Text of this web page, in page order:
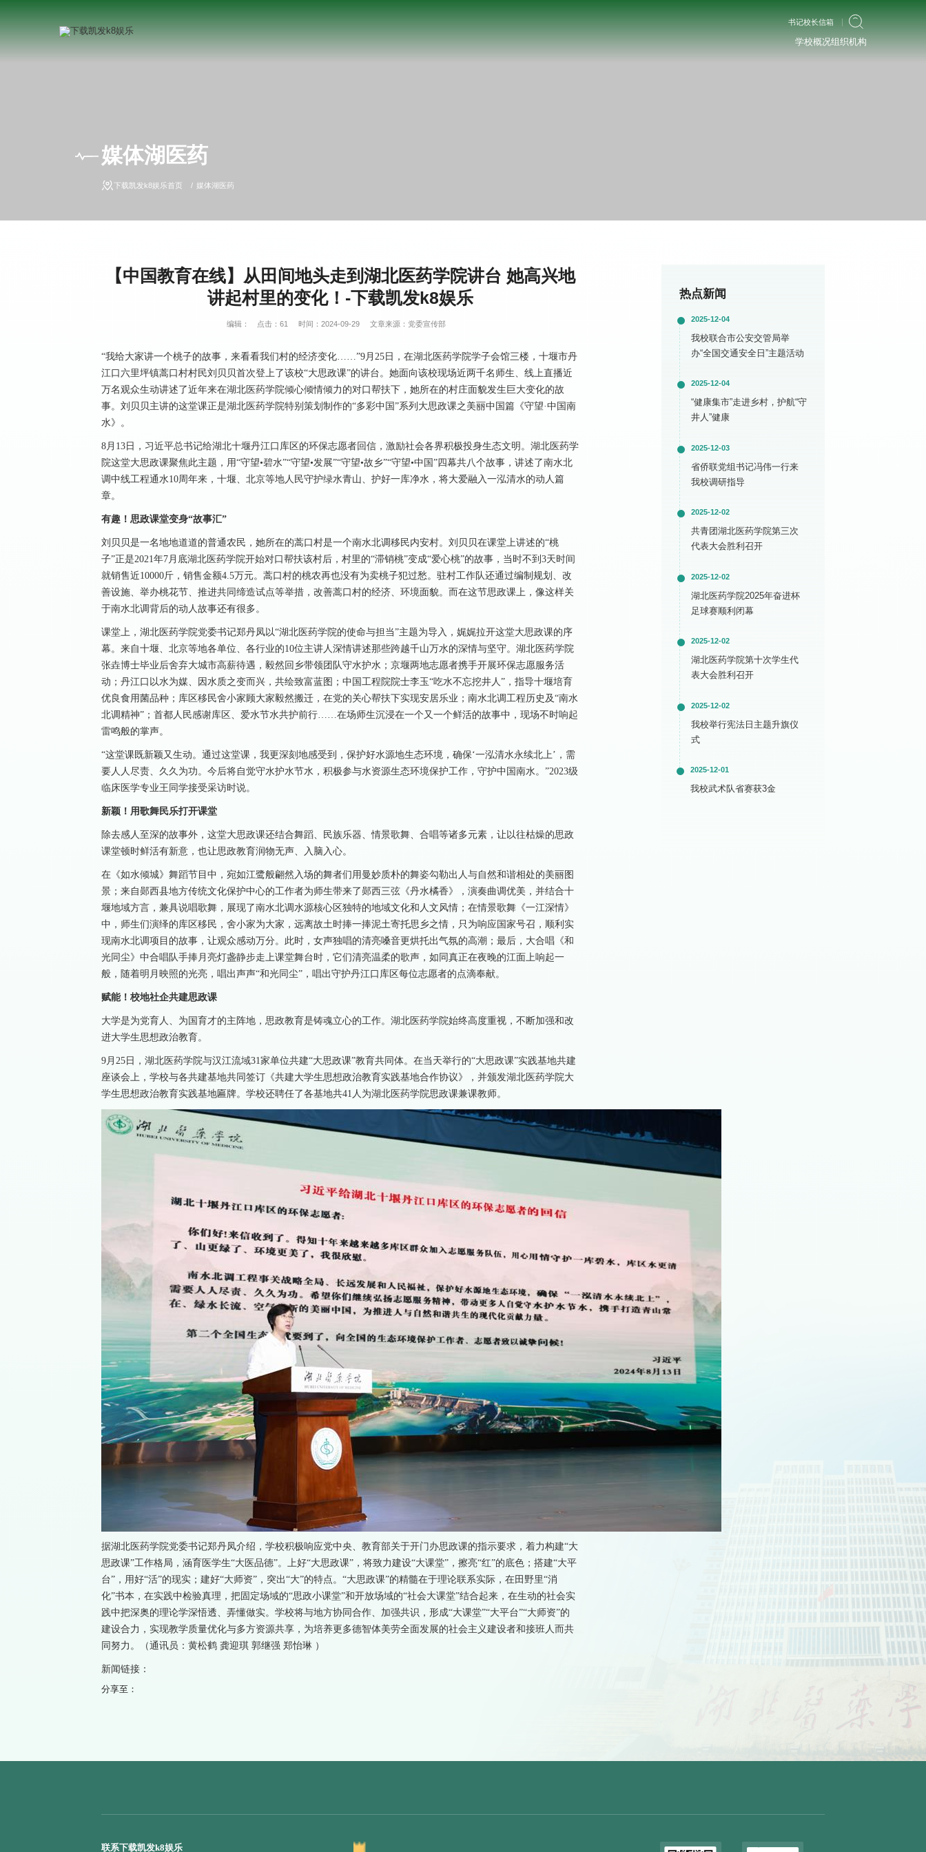
书记校长信箱
学校概况组织机构
媒体湖医药
下载凯发k8娱乐首页 媒体湖医药
【中国教育在线】从田间地头走到湖北医药学院讲台 她高兴地
讲起村里的变化！-下载凯发k8娱乐
编辑： 点击： 61 时间：2024-09-29 文章来源：党委宣传部
“我给大家讲一个桃子的故事，来看看我们村的经济变化……”9月25日，在湖北医药学院学子会馆三楼，十堰市丹
江口六里坪镇蒿口村村民刘贝贝首次登上了该校“大思政课”的讲台。她面向该校现场近两千名师生、线上直播近
万名观众生动讲述了近年来在湖北医药学院倾心倾情倾力的对口帮扶下，她所在的村庄面貌发生巨大变化的故
事。刘贝贝主讲的这堂课正是湖北医药学院特别策划制作的“多彩中国”系列大思政课之美丽中国篇《守望·中国南
水》。
8月13日，习近平总书记给湖北十堰丹江口库区的环保志愿者回信，激励社会各界积极投身生态文明。湖北医药学
院这堂大思政课聚焦此主题，用“守望•碧水”“守望•发展”“守望•故乡”“守望•中国”四幕共八个故事，讲述了南水北
调中线工程通水10周年来，十堰、北京等地人民守护绿水青山、护好一库净水，将大爱融入一泓清水的动人篇
章。
有趣！思政课堂变身“故事汇”
刘贝贝是一名地地道道的普通农民，她所在的蒿口村是一个南水北调移民内安村。刘贝贝在课堂上讲述的“桃
子”正是2021年7月底湖北医药学院开始对口帮扶该村后，村里的“滞销桃”变成“爱心桃”的故事，当时不到3天时间
就销售近10000斤，销售金额4.5万元。蒿口村的桃农再也没有为卖桃子犯过愁。驻村工作队还通过编制规划、改
善设施、举办桃花节、推进共同缔造试点等举措，改善蒿口村的经济、环境面貌。而在这节思政课上，像这样关
于南水北调背后的动人故事还有很多。
课堂上，湖北医药学院党委书记郑丹凤以“湖北医药学院的使命与担当”主题为导入，娓娓拉开这堂大思政课的序
幕。来自十堰、北京等地各单位、各行业的10位主讲人深情讲述那些跨越千山万水的深情与坚守。湖北医药学院
张垚博士毕业后舍弃大城市高薪待遇，毅然回乡带领团队守水护水；京堰两地志愿者携手开展环保志愿服务活
动；丹江口以水为媒、因水质之变而兴，共绘致富蓝图；中国工程院院士李玉“吃水不忘挖井人”，指导十堰培育
优良食用菌品种；库区移民舍小家顾大家毅然搬迁，在党的关心帮扶下实现安居乐业；南水北调工程历史及“南水
北调精神”；首都人民感谢库区、爱水节水共护前行……在场师生沉浸在一个又一个鲜活的故事中，现场不时响起
雷鸣般的掌声。
“这堂课既新颖又生动。通过这堂课，我更深刻地感受到，保护好水源地生态环境，确保‘一泓清水永续北上’，需
要人人尽责、久久为功。今后将自觉守水护水节水，积极参与水资源生态环境保护工作，守护中国南水。”2023级
临床医学专业王同学接受采访时说。
新颖！用歌舞民乐打开课堂
除去感人至深的故事外，这堂大思政课还结合舞蹈、民族乐器、情景歌舞、合唱等诸多元素，让以往枯燥的思政
课堂顿时鲜活有新意，也让思政教育润物无声、入脑入心。
在《如水倾城》舞蹈节目中，宛如江鹭般翩然入场的舞者们用曼妙质朴的舞姿勾勒出人与自然和谐相处的美丽图
景；来自郧西县地方传统文化保护中心的工作者为师生带来了郧西三弦《丹水橘香》，演奏曲调优美，并结合十
堰地域方言，兼具说唱歌舞，展现了南水北调水源核心区独特的地域文化和人文风情；在情景歌舞《一江深情》
中，师生们演绎的库区移民，舍小家为大家，远离故土时捧一捧泥土寄托思乡之情，只为响应国家号召，顺利实
现南水北调项目的故事，让观众感动万分。此时，女声独唱的清亮嗓音更烘托出气氛的高潮；最后，大合唱《和
光同尘》中合唱队手捧月亮灯盏静步走上课堂舞台时，它们清亮温柔的歌声，如同真正在夜晚的江面上响起一
般，随着明月映照的光亮，唱出声声“和光同尘”，唱出守护丹江口库区每位志愿者的点滴奉献。
赋能！校地社企共建思政课
大学是为党育人、为国育才的主阵地，思政教育是铸魂立心的工作。湖北医药学院始终高度重视，不断加强和改
进大学生思想政治教育。
9月25日，湖北医药学院与汉江流域31家单位共建“大思政课”教育共同体。在当天举行的“大思政课”实践基地共建
座谈会上，学校与各共建基地共同签订《共建大学生思想政治教育实践基地合作协议》，并颁发湖北医药学院大
学生思想政治教育实践基地匾牌。学校还聘任了各基地共41人为湖北医药学院思政课兼课教师。
据湖北医药学院党委书记郑丹凤介绍，学校积极响应党中央、教育部关于开门办思政课的指示要求，着力构建“大
思政课”工作格局，涵育医学生“大医品德”。上好“大思政课”，将致力建设“大课堂”，擦亮“红”的底色；搭建“大平
台”，用好“活”的现实；建好“大师资”，突出“大”的特点。“大思政课”的精髓在于理论联系实际，在田野里“消
化”书本，在实践中检验真理，把固定场域的“思政小课堂”和开放场域的“社会大课堂”结合起来，在生动的社会实
践中把深奥的理论学深悟透、弄懂做实。学校将与地方协同合作、加强共识，形成“大课堂”“大平台”“大师资”的
建设合力，实现教学质量优化与多方资源共享，为培养更多德智体美劳全面发展的社会主义建设者和接班人而共
同努力。（通讯员：黄松鹤 龚迎琪 郭继强 郑怡琳 ）
新闻链接：
分享至：
热点新闻
2025-12-04
我校联合市公安交管局举
办“全国交通安全日”主题活动
2025-12-04
“健康集市”走进乡村，护航“守
井人”健康
2025-12-03
省侨联党组书记冯伟一行来
我校调研指导
2025-12-02
共青团湖北医药学院第三次
代表大会胜利召开
2025-12-02
湖北医药学院2025年奋进杯
足球赛顺利闭幕
2025-12-02
湖北医药学院第十次学生代
表大会胜利召开
2025-12-02
我校举行宪法日主题升旗仪
式
2025-12-01
我校武术队省赛获3金
联系下载凯发k8娱乐